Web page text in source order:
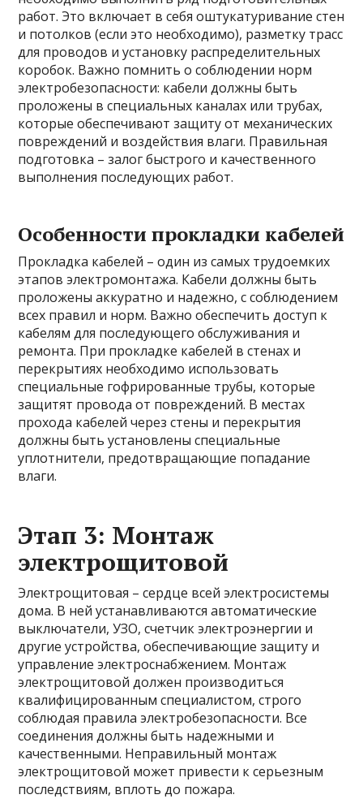
работ. Это включает в себя оштукатуривание стен
и потолков (если это необходимо), разметку трасс
для проводов и установку распределительных
коробок. Важно помнить о соблюдении норм
электробезопасности: кабели должны быть
проложены в специальных каналах или трубах,
которые обеспечивают защиту от механических
повреждений и воздействия влаги. Правильная
подготовка – залог быстрого и качественного
выполнения последующих работ.
Особенности прокладки кабелей
Прокладка кабелей – один из самых трудоемких
этапов электромонтажа. Кабели должны быть
проложены аккуратно и надежно, с соблюдением
всех правил и норм. Важно обеспечить доступ к
кабелям для последующего обслуживания и
ремонта. При прокладке кабелей в стенах и
перекрытиях необходимо использовать
специальные гофрированные трубы, которые
защитят провода от повреждений. В местах
прохода кабелей через стены и перекрытия
должны быть установлены специальные
уплотнители, предотвращающие попадание
влаги.
Этап 3: Монтаж
электрощитовой
Электрощитовая – сердце всей электросистемы
дома. В ней устанавливаются автоматические
выключатели, УЗО, счетчик электроэнергии и
другие устройства, обеспечивающие защиту и
управление электроснабжением. Монтаж
электрощитовой должен производиться
квалифицированным специалистом, строго
соблюдая правила электробезопасности. Все
соединения должны быть надежными и
качественными. Неправильный монтаж
электрощитовой может привести к серьезным
последствиям, вплоть до пожара.